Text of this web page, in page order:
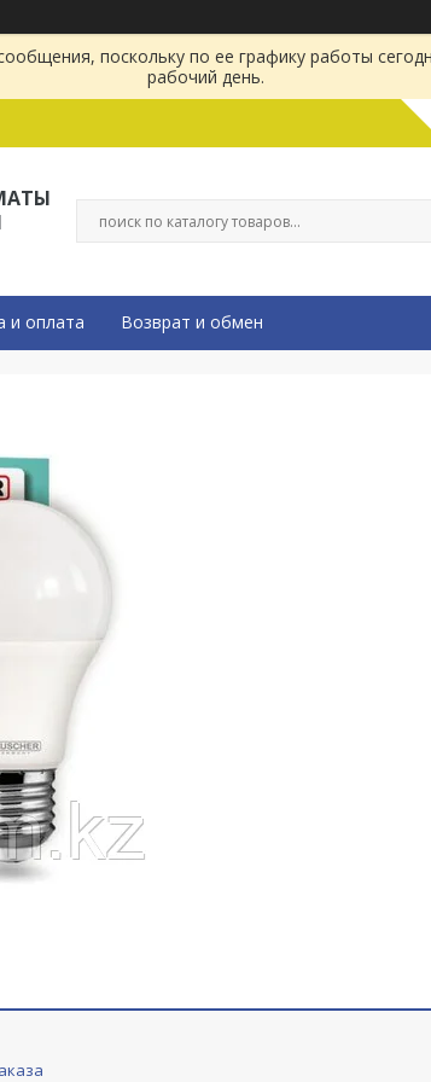
поскольку по ее графику работы
рабочий день.
и оплата Возврат и обмен